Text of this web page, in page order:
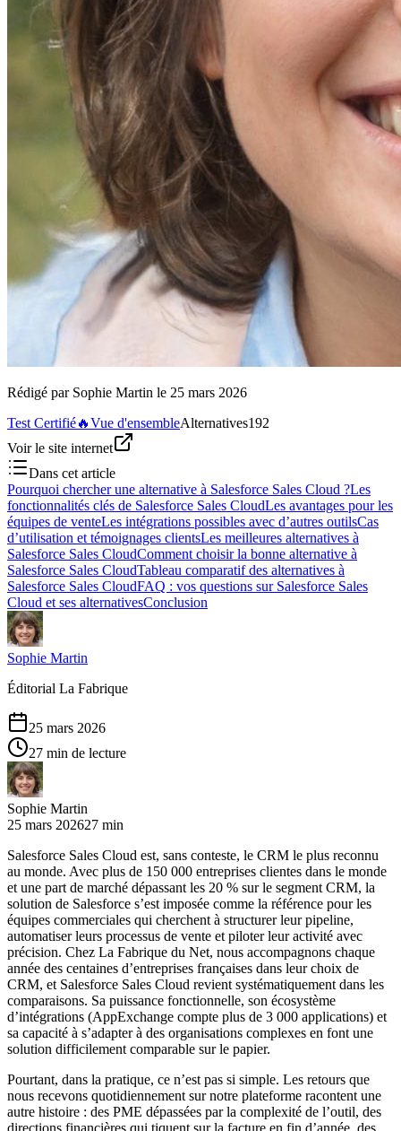
Rédigé par Sophie Martin le 25 mars 2026
Test Certifié🔥Vue d'ensembleAlternatives192
Voir le site internet
Dans cet article
Pourquoi chercher une alternative à Salesforce Sales Cloud ?Les
fonctionnalités clés de Salesforce Sales CloudLes avantages pour les
équipes de venteLes intégrations possibles avec d’autres outilsCas
d’utilisation et témoignages clientsLes meilleures alternatives à
Salesforce Sales CloudComment choisir la bonne alternative à
Salesforce Sales CloudTableau comparatif des alternatives à
Salesforce Sales CloudFAQ : vos questions sur Salesforce Sales
Cloud et ses alternativesConclusion
Sophie Martin
Éditorial La Fabrique
25 mars 2026
27 min de lecture
Sophie Martin
25 mars 202627 min
Salesforce Sales Cloud est, sans conteste, le CRM le plus reconnu
au monde. Avec plus de 150 000 entreprises clientes dans le monde
et une part de marché dépassant les 20 % sur le segment CRM, la
solution de Salesforce s’est imposée comme la référence pour les
équipes commerciales qui cherchent à structurer leur pipeline,
automatiser leurs processus de vente et piloter leur activité avec
précision. Chez La Fabrique du Net, nous accompagnons chaque
année des centaines d’entreprises françaises dans leur choix de
CRM, et Salesforce Sales Cloud revient systématiquement dans les
comparaisons. Sa puissance fonctionnelle, son écosystème
d’intégrations (AppExchange compte plus de 3 000 applications) et
sa capacité à s’adapter à des organisations complexes en font une
solution difficilement comparable sur le papier.
Pourtant, dans la pratique, ce n’est pas si simple. Les retours que
nous recevons quotidiennement sur notre plateforme racontent une
autre histoire : des PME dépassées par la complexité de l’outil, des
directions financières qui tiquent sur la facture en fin d’année, des